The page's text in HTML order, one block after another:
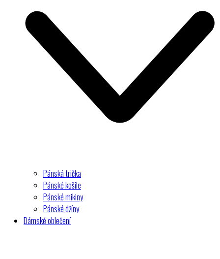
Pánská trička
Pánské košile
Pánské mikiny
Pánské džíny
Dámské oblečení